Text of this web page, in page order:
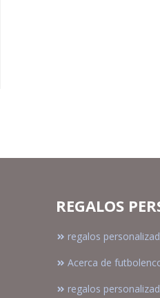
REGALOS
regalos
Acerca de
regalos